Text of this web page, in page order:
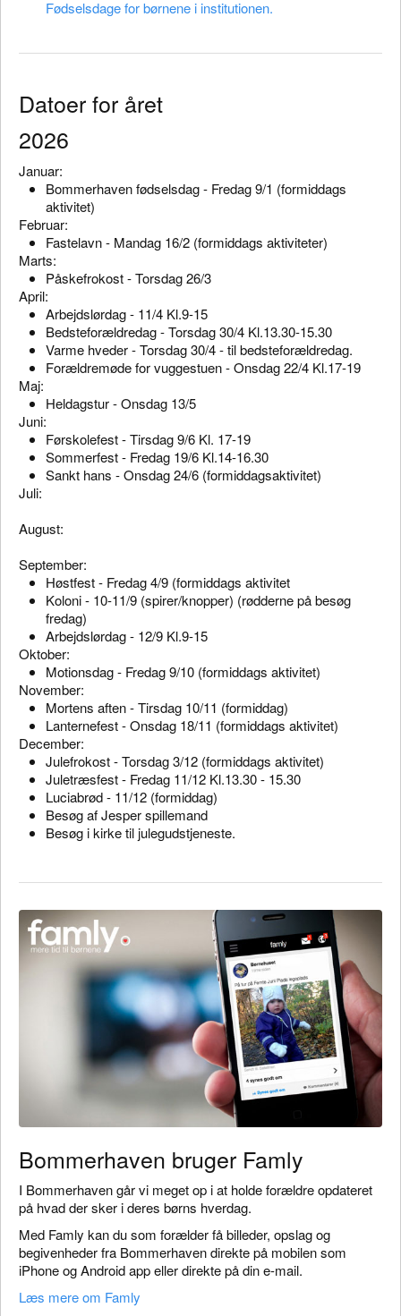
Fødselsdage for børnene i institutionen.
Datoer for året
2026
Januar:
Bommerhaven fødselsdag - Fredag 9/1 (formiddags
aktivitet)
Februar:
Fastelavn - Mandag 16/2 (formiddags aktiviteter)
Marts:
Påskefrokost - Torsdag 26/3
April:
Arbejdslørdag - 11/4 Kl.9-15
Bedsteforældredag - Torsdag 30/4 Kl.13.30-15.30
Varme hveder - Torsdag 30/4 - til bedsteforældredag.
Forældremøde for vuggestuen - Onsdag 22/4 Kl.17-19
Maj:
Heldagstur - Onsdag 13/5
Juni:
Førskolefest - Tirsdag 9/6 Kl. 17-19
Sommerfest - Fredag 19/6 Kl.14-16.30
Sankt hans - Onsdag 24/6 (formiddagsaktivitet)
Juli:
August:
September:
Høstfest - Fredag 4/9 (formiddags aktivitet
Koloni - 10-11/9 (spirer/knopper) (rødderne på besøg
fredag)
Arbejdslørdag - 12/9 Kl.9-15
Oktober:
Motionsdag - Fredag 9/10 (formiddags aktivitet)
November:
Mortens aften - Tirsdag 10/11 (formiddag)
Lanternefest - Onsdag 18/11 (formiddags aktivitet)
December:
Julefrokost - Torsdag 3/12 (formiddags aktivitet)
Juletræsfest - Fredag 11/12 Kl.13.30 - 15.30
Luciabrød - 11/12 (formiddag)
Besøg af Jesper spillemand
Besøg i kirke til julegudstjeneste.
Bommerhaven bruger Famly
I Bommerhaven går vi meget op i at holde forældre opdateret
på hvad der sker i deres børns hverdag.
Med Famly kan du som forælder få billeder, opslag og
begivenheder fra Bommerhaven direkte på mobilen som
iPhone og Android app eller direkte på din e-mail.
Læs mere om Famly